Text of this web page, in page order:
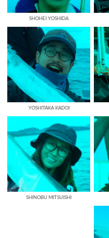
SHOHEI YOSHIDA
YOSHITAKA KADOI
SHINOBU MITSUISHI